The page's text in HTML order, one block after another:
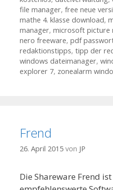
file manager, free neue
mathe 4. klasse download,
manager, microsoft picture
nero freeware, pdf
redaktionstipps, tipp der
windows dateimanager,
explorer 7, zonealarm
Frend
26. April 2015 von JP
Die Shareware Frend